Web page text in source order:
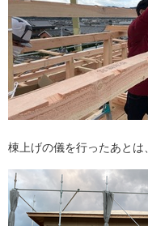
棟上げの儀を行ったあとは